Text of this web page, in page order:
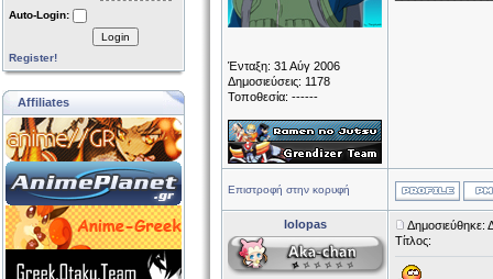
Auto-Login:
Login
Register!
Affiliates
Ένταξη: 31 Αύγ 2006
Δημοσιεύσεις: 1178
Τοποθεσία: ------
Επιστροφή στην κορυφή
lolopas
Δημοσιεύθηκε:
Τίτλος: